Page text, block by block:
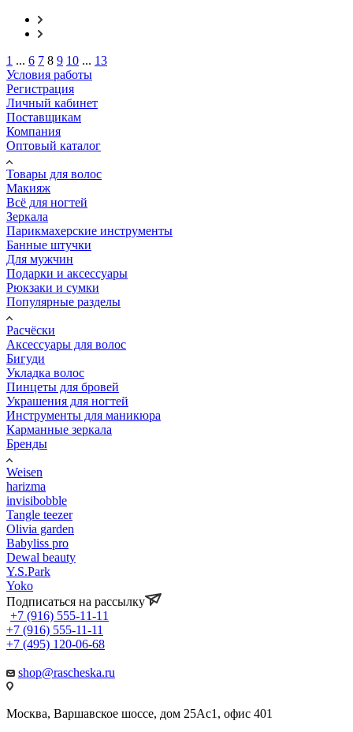
1 ... 6 7 8 9 10 ... 13
Условия работы
Регистрация
Личный кабинет
Поставщикам
Компания
Оптовый каталог
Товары для волос
Макияж
Всё для ногтей
Зеркала
Парикмахерские инструменты
Банные штучки
Для мужчин
Подарки и аксессуары
Рюкзаки и сумки
Популярные разделы
Расчёски
Аксессуары для волос
Бигуди
Укладка волос
Пинцеты для бровей
Украшения для ногтей
Инструменты для маникюра
Карманные зеркала
Бренды
Weisen
harizma
invisibobble
Tangle teezer
Olivia garden
Babyliss pro
Dewal beauty
Y.S.Park
Yoko
Подписаться на рассылку
+7 (916) 555-11-11
+7 (916) 555-11-11
+7 (495) 120-06-68
shop@rascheska.ru
Москва, Варшавское шоссе, дом 25Аc1, офис 401